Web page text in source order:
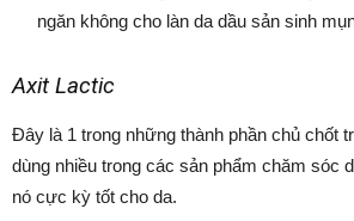
ngăn không cho làn da dầu sản sinh
Axit Lactic
Đây là 1 trong những thành phần chủ chốt
dùng nhiều trong các sản phẩm chăm sóc
nó cực kỳ tốt cho da.